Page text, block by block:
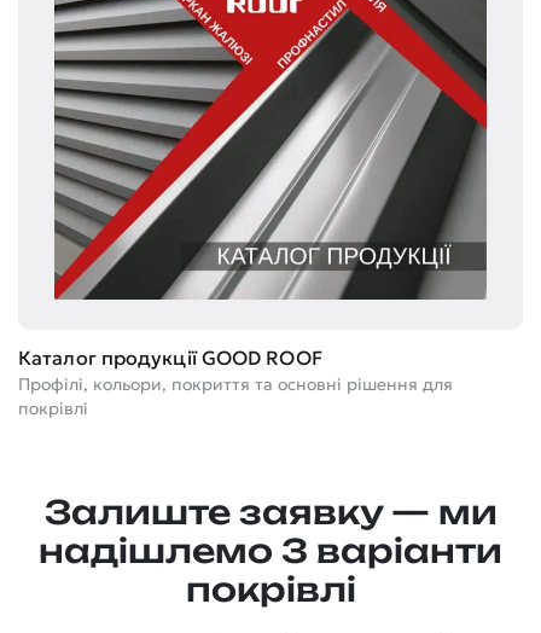
Каталог продукції GOOD ROOF
Профілі, кольори, покриття та основні рішення для
покрівлі
Залиште заявку — ми
надішлемо 3 варіанти
покрівлі